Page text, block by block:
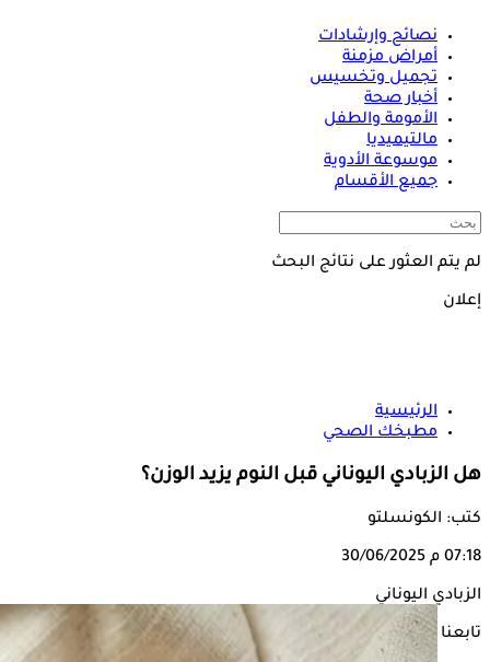
نصائح وإرشادات
أمراض مزمنة
تجميل وتخسيس
أخبار صحة
الأمومة والطفل
مالتيميديا
موسوعة الأدوية
جميع الأقسام
لم يتم العثور على نتائج البحث
إعلان
الرئيسية
مطبخك الصحي
هل الزبادي اليوناني قبل النوم يزيد الوزن؟
كتب: الكونسلتو
07:18 م 30/06/2025
الزبادي اليوناني
تابعنا على